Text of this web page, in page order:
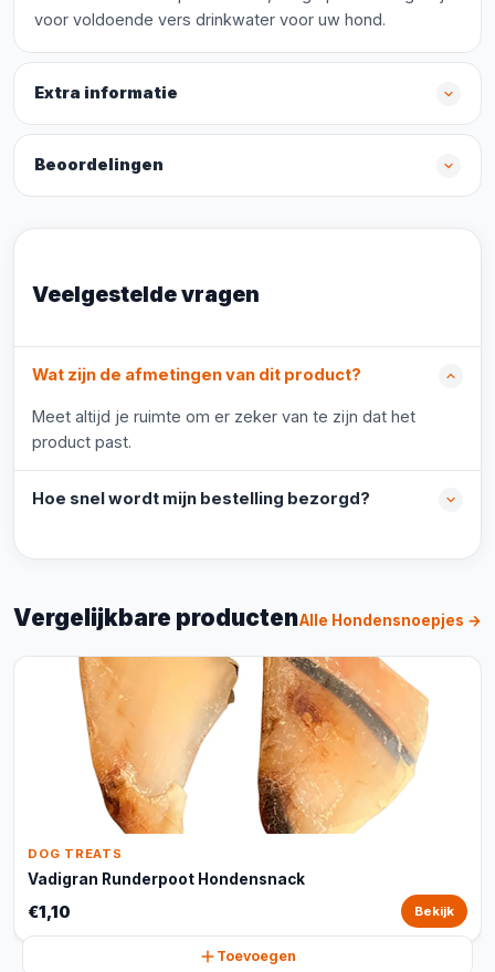
voor voldoende vers drinkwater voor uw hond.
Extra informatie
Beoordelingen
Veelgestelde vragen
Wat zijn de afmetingen van dit product?
Meet altijd je ruimte om er zeker van te zijn dat het
product past.
Hoe snel wordt mijn bestelling bezorgd?
Vergelijkbare productenAlle Hondensnoepjes →
DOG TREATS
Vadigran Runderpoot Hondensnack
€1,10 Bekijk
Toevoegen